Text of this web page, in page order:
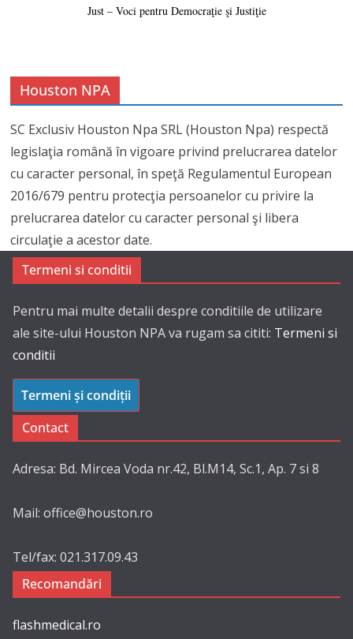
Just – Voci pentru Democraţie şi Justiţie
Houston NPA
SC Exclusiv Houston Npa SRL (Houston Npa) respectă
legislaţia română în vigoare privind prelucrarea datelor
cu caracter personal, în speţă Regulamentul European
2016/679 pentru protecţia persoanelor cu privire la
prelucrarea datelor cu caracter personal şi libera
circulaţie a acestor date.
Termeni si conditii
Pentru mai multe detalii despre conditiile de utilizare
ale site-ului Houston NPA va rugam sa cititi: Termeni si
conditii
Termeni și condiții
Contact
Adresa: Bd. Mircea Voda nr.42, Bl.M14, Sc.1, Ap. 7 si 8
Mail: office@houston.ro
Tel/fax: 021.317.09.43
Recomandări
flashmedical.ro